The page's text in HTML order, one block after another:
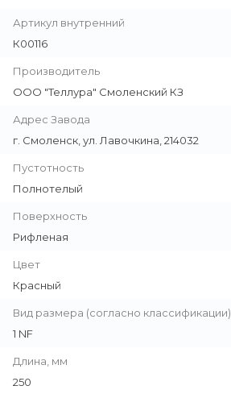
Артикул внутренний
К00116
Производитель
ООО "Теллура" Смоленский КЗ
Адрес Завода
г. Смоленск, ул. Лавочкина, 214032
Пустотность
Полнотелый
Поверхность
Рифленая
Цвет
Красный
Вид размера (согласно классификации)
1 NF
Длина, мм
250